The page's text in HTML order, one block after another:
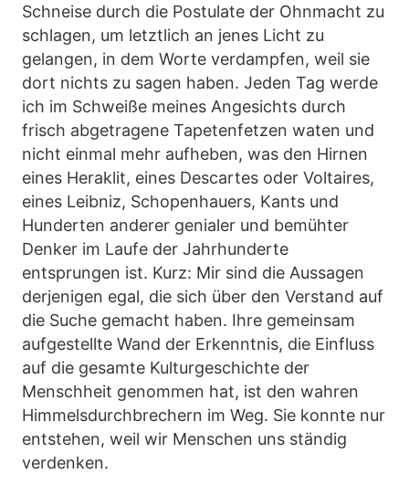
Schneise durch die Postulate der Ohnmacht zu
schlagen, um letztlich an jenes Licht zu
gelangen, in dem Worte verdampfen, weil sie
dort nichts zu sagen haben. Jeden Tag werde
ich im Schweiße meines Angesichts durch
frisch abgetragene Tapetenfetzen waten und
nicht einmal mehr aufheben, was den Hirnen
eines Heraklit, eines Descartes oder Voltaires,
eines Leibniz, Schopenhauers, Kants und
Hunderten anderer genialer und bemühter
Denker im Laufe der Jahrhunderte
entsprungen ist. Kurz: Mir sind die Aussagen
derjenigen egal, die sich über den Verstand auf
die Suche gemacht haben. Ihre gemeinsam
aufgestellte Wand der Erkenntnis, die Einfluss
auf die gesamte Kulturgeschichte der
Menschheit genommen hat, ist den wahren
Himmelsdurchbrechern im Weg. Sie konnte nur
entstehen, weil wir Menschen uns ständig
verdenken.